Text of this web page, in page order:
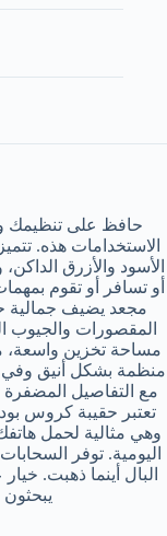
حافظ على تنظيمك
الاستخدامات هذه.
الأسود والأزرق
أو تسافر أو تقوم
مجعد يضيف جمالية
المقصورات والجيوب
مساحة تخزين واسعة،
منظمة بشكل أنيق وفي
مع التفاصيل
تعتبر حقيبة كروس
وهي مثالية لحمل
اليومية. توفر
البال أينما ذهبت.